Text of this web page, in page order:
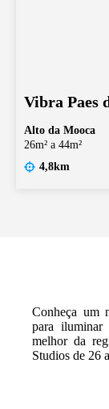
Vibra Paes
Alto da Mooca
26m² a 44m²
4,8km
Conheça um
para
melhor da
Studios de 26